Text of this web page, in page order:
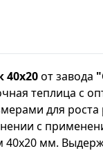
40х20от завода
теплица с
для роста
с
40х20 мм.